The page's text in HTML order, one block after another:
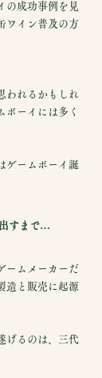
の成功事例を見
ワイン普及の方
われるかもしれ
ボーイには多く
ゲームボーイ誕
すまで…
ームメーカーだ
造と販売に起源
げるのは、三代